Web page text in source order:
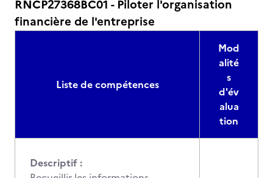
RNCP27368BC01 - Piloter l'organisation
financière de l'entreprise
Liste de compétences
Mod
alité
s
d'év
alua
tion
Descriptif :